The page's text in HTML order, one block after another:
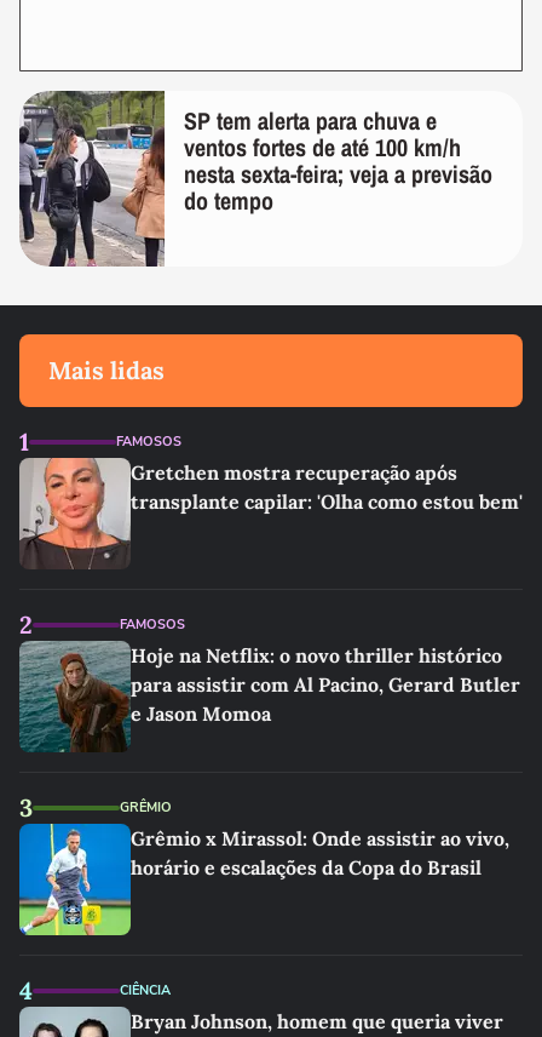
SP tem alerta para chuva e
ventos fortes de até 100 km/h
nesta sexta-feira; veja a previsão
do tempo
Mais lidas
1 FAMOSOS
Gretchen mostra recuperação após
transplante capilar: 'Olha como estou bem'
2 FAMOSOS
Hoje na Netflix: o novo thriller histórico
para assistir com Al Pacino, Gerard Butler
e Jason Momoa
3 GRÊMIO
Grêmio x Mirassol: Onde assistir ao vivo,
horário e escalações da Copa do Brasil
4 CIÊNCIA
Bryan Johnson, homem que queria viver